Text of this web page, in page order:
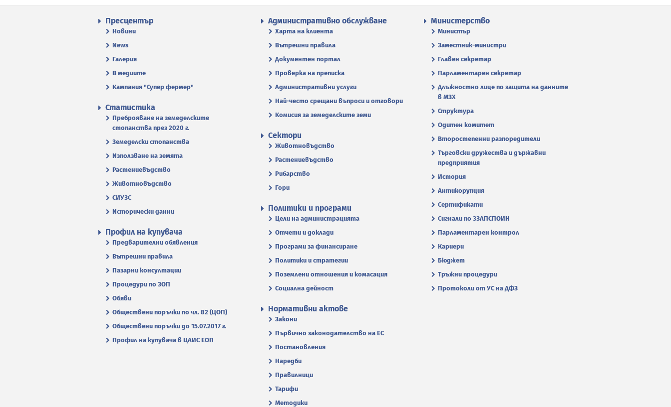
Пресцентър
Новини
News
Галерия
В медиите
Кампания "Супер фермер"
Административно обслужване
Харта на клиента
Вътрешни правила
Документен портал
Проверка на преписка
Административни услуги
Най-често срещани въпроси и отговори
Комисия за земеделските земи
Министерство
Министър
Заместник-министри
Главен секретар
Парламентарен секретар
Длъжностно лице по защита на данните
в МЗХ
Структура
Одитен комитет
Второстепенни разпоредители
Търговски дружества и държавни
предприятия
История
Антикорупция
Сертификати
Сигнали по ЗЗЛПСПОИН
Парламентарен контрол
Кариери
Бюджет
Тръжни процедури
Протоколи от УС на ДФЗ
Статистика
Преброяване на земеделските
стопанства през 2020 г.
Земеделски стопанства
Използване на земята
Растениевъдство
Животновъдство
СИУЗС
Исторически данни
Сектори
Животновъдство
Растениевъдство
Рибарство
Гори
Политики и програми
Цели на администрацията
Отчети и доклади
Програми за финансиране
Политики и стратегии
Поземлени отношения и комасация
Социална дейност
Профил на купувача
Предварителни обявления
Вътрешни правила
Пазарни консултации
Процедури по ЗОП
Обяви
Обществени поръчки по чл. 82 (ЦОП)
Обществени поръчки до 15.07.2017 г.
Профил на купувача в ЦАИС ЕОП
Нормативни актове
Закони
Първично законодателство на ЕС
Постановления
Наредби
Правилници
Тарифи
Методики